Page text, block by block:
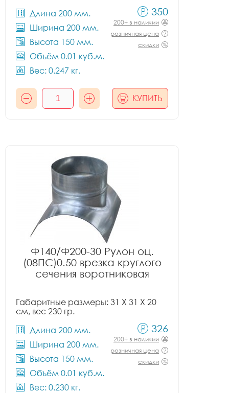
Длина 200 мм.
Ширина 200 мм.
Высота 150 мм.
Объём 0.01 куб.м.
Вес: 0.247 кг.
350
200+ в наличии
розничная цена
скидки
КУПИТЬ
Ф140/Ф200-30 Рулон оц.
(08ПС)0.50 врезка круглого
сечения воротниковая
Габаритные размеры: 31 X 31 X 20
см, вес 230 гр.
Длина 200 мм.
Ширина 200 мм.
Высота 150 мм.
Объём 0.01 куб.м.
Вес: 0.230 кг.
326
200+ в наличии
розничная цена
скидки